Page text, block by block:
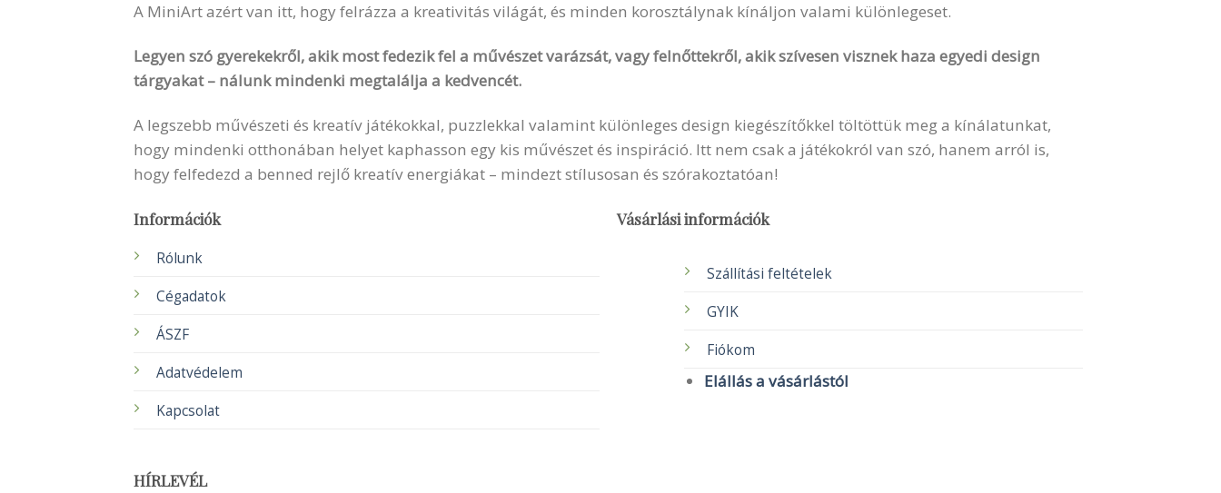
A MiniArt azért van itt, hogy felrázza a kreativitás világát, és minden korosztálynak kínáljon valami különlegeset.
Legyen szó gyerekekről, akik most fedezik fel a művészet varázsát, vagy felnőttekről, akik szívesen visznek haza egyedi design
tárgyakat – nálunk mindenki megtalálja a kedvencét.
A legszebb művészeti és kreatív játékokkal, puzzlekkal valamint különleges design kiegészítőkkel töltöttük meg a kínálatunkat,
hogy mindenki otthonában helyet kaphasson egy kis művészet és inspiráció. Itt nem csak a játékokról van szó, hanem arról is,
hogy felfedezd a benned rejlő kreatív energiákat – mindezt stílusosan és szórakoztatóan!
Információk
Rólunk
Cégadatok
ÁSZF
Adatvédelem
Kapcsolat
Vásárlási információk
Szállítási feltételek
GYIK
Fiókom
Elállás a vásárlástól
HÍRLEVÉL